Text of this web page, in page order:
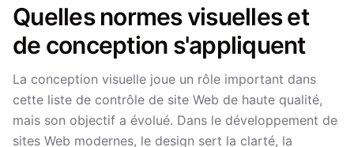
Quelles normes visuelles et
de conception s'appliquent
La conception visuelle joue un rôle important dans
cette liste de contrôle de site Web de haute qualité,
mais son objectif a évolué. Dans le développement de
sites Web modernes, le design sert la clarté, la